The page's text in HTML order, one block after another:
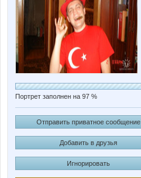
Портрет заполнен на 97 %
Отправить приватное сообщение
Добавить в друзья
Игнорировать